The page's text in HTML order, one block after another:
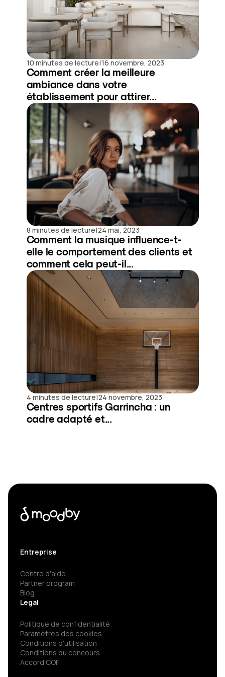
10 minutes de lecture|16 novembre, 2023
Comment créer la meilleure
ambiance dans votre
établissement pour attirer...
8 minutes de lecture|24 mai, 2023
Comment la musique influence-t-
elle le comportement des clients et
comment cela peut-il...
4 minutes de lecture|24 novembre, 2023
Centres sportifs Garrincha : un
cadre adapté et...
Entreprise
Centre d'aide
Partner program
Blog
Legal
Politique de confidentialité
Paramètres des cookies
Conditions d'utilisation
Conditions du concours
Accord COF